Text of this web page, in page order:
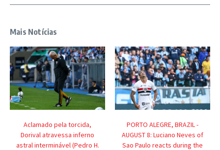
Mais Notícias
Aclamado pela torcida,
Dorival atravessa inferno
astral interminável (Pedro H.
PORTO ALEGRE, BRAZIL -
AUGUST 8: Luciano Neves of
Sao Paulo reacts during the